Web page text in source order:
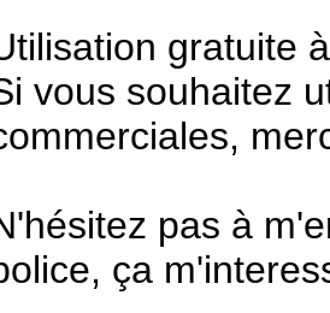
gratuite
vous souhaitez
pas à
ça